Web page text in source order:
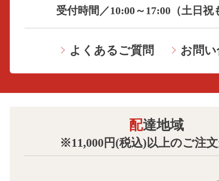
受付時間／10:00～17:00（土日祝
よくあるご質問 お問
配達地域
※11,000円(税込)以上のご注